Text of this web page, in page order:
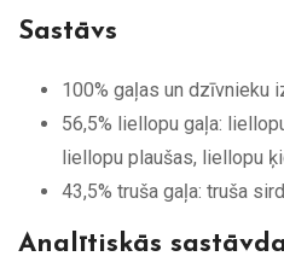
Sastāvs
100% gaļas un dzīvnieku
56,5% liellopu gaļa:
liellopu plaušas, liellopu
43,5% truša gaļa: truša
Analītiskās